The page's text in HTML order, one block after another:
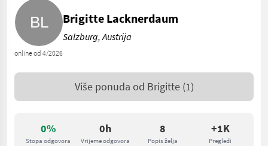
0%
Stopa odgovora
0h
Vrijeme odgovora
8
Popis želja
+1K
Pregledi
online od 4/2026
Brigitte Lacknerdaum
Salzburg, Austrija
Više ponuda od Brigitte (1)